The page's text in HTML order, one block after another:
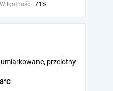
Wilgotność: 71%
przelotny